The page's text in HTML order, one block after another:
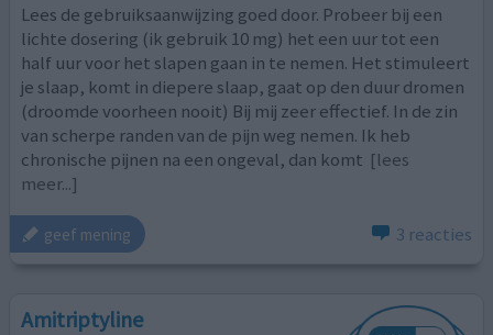
Lees de gebruiksaanwijzing goed door. Probeer bij een
lichte dosering (ik gebruik 10 mg) het een uur tot een
half uur voor het slapen gaan in te nemen. Het stimuleert
je slaap, komt in diepere slaap, gaat op den duur dromen
(droomde voorheen nooit) Bij mij zeer effectief. In de zin
van scherpe randen van de pijn weg nemen. Ik heb
chronische pijnen na een ongeval, dan komt [lees
meer...]
geef mening 3 reacties
Amitriptyline